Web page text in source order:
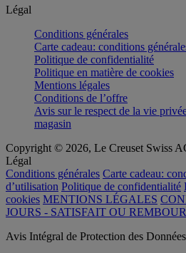
Légal
Conditions générales
Carte cadeau: conditions
Politique de confidentialité
Politique en matière de cookies
Mentions légales
Conditions de l’offre
Avis sur le respect de la vie
magasin
Copyright © 2026, Le Creuset Swiss
Légal
Conditions générales Carte cadeau:
d’utilisation Politique de confidentialité
cookies MENTIONS LÉGALES
JOURS - SATISFAIT OU
Avis Intégral de Protection des